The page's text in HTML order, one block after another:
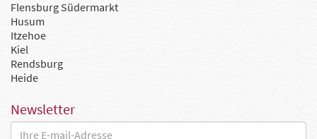
Flensburg Südermarkt
Husum
Itzehoe
Kiel
Rendsburg
Heide
Newsletter